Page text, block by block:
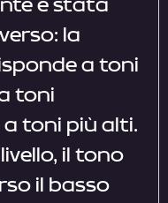
è stata
la
a toni
toni
toni più alti.
il tono
il basso